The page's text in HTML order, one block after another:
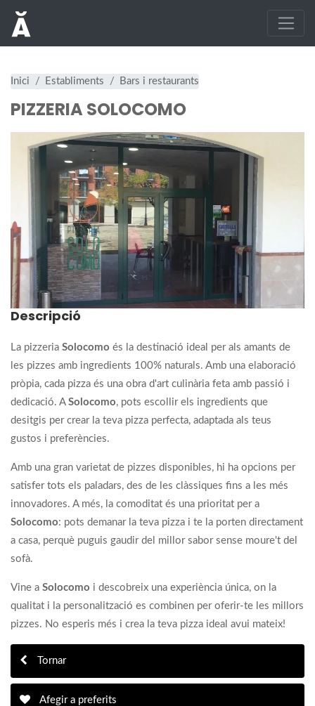
Inici Establiments Bars i restaurants
PIZZERIA SOLOCOMO
Descripció
La pizzeria Solocomo és la destinació ideal per als amants de
les pizzes amb ingredients 100% naturals. Amb una elaboració
pròpia, cada pizza és una obra d'art culinària feta amb passió i
dedicació. A Solocomo, pots escollir els ingredients que
desitgis per crear la teva pizza perfecta, adaptada als teus
gustos i preferències.
Amb una gran varietat de pizzes disponibles, hi ha opcions per
satisfer tots els paladars, des de les clàssiques fins a les més
innovadores. A més, la comoditat és una prioritat per a
Solocomo: pots demanar la teva pizza i te la porten directament
a casa, perquè puguis gaudir del millor sabor sense moure't del
sofà.
Vine a Solocomo i descobreix una experiència única, on la
qualitat i la personalització es combinen per oferir-te les millors
pizzes. No esperis més i crea la teva pizza ideal avui mateix!
Tornar
Afegir a preferits